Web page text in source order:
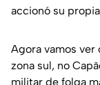
accionó su
Agora vamos ver
zona sul, no
militar de folga